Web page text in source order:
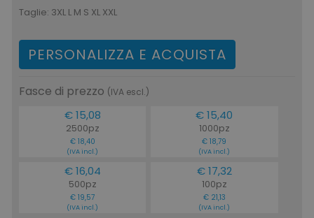
Taglie: 3XL L M S XL XXL
PERSONALIZZA E ACQUISTA
Fasce di prezzo (IVA escl.)
€ 15,08
2500pz
€ 18,40
(IVA incl.)
€ 15,40
1000pz
€ 18,79
(IVA incl.)
€ 16,04
500pz
€ 19,57
(IVA incl.)
€ 17,32
100pz
€ 21,13
(IVA incl.)